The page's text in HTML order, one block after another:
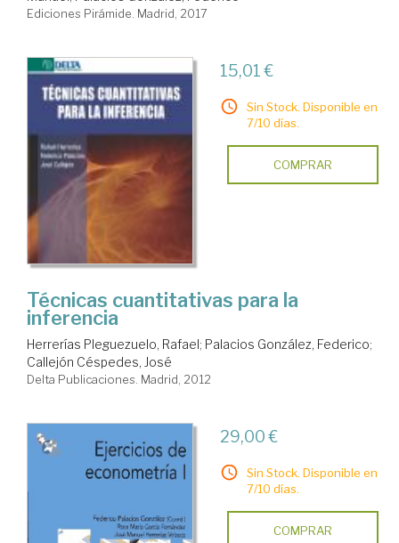
Ediciones Pirámide. Madrid, 2017
15,01 €
Sin Stock. Disponible en
7/10 días.
COMPRAR
Técnicas cuantitativas para la
inferencia
Herrerías Pleguezuelo, Rafael; Palacios González, Federico;
Callejón Céspedes, José
Delta Publicaciones. Madrid, 2012
29,00 €
Sin Stock. Disponible en
7/10 días.
COMPRAR